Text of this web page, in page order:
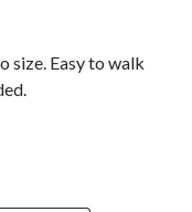
size. Easy to walk